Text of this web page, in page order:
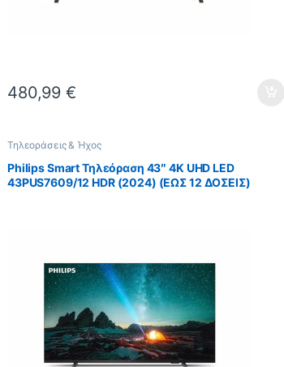
480,99€
Τηλεοράσεις & Ήχος
Philips Smart Τηλεόραση 43″ 4K UHD LED
43PUS7609/12 HDR (2024) (ΕΩΣ 12 ΔΟΣΕΙΣ)